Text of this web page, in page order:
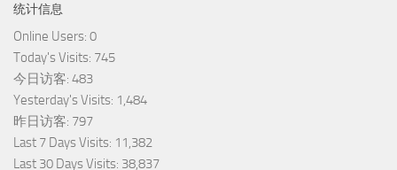
统计信息
Online Users: 0
Today's Visits: 745
今日访客: 483
Yesterday's Visits: 1,484
昨日访客: 797
Last 7 Days Visits: 11,382
Last 30 Days Visits: 38,837